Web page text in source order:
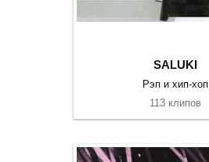
SALUKI
Рэп и хип-хоп
113 клипов